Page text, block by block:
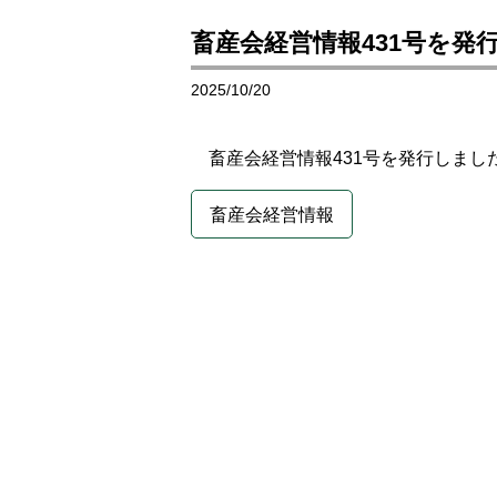
畜産会経営情報431号を発
2025/10/20
畜産会経営情報431号を発行しまし
畜産会経営情報